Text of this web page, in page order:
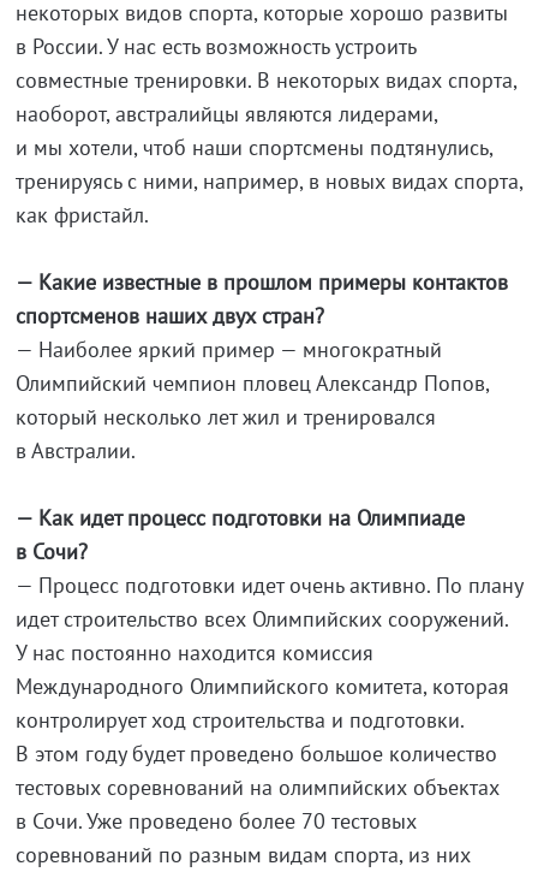
некоторых видов спорта, которые хорошо развиты
в России. У нас есть возможность устроить
совместные тренировки. В некоторых видах спорта,
наоборот, австралийцы являются лидерами,
и мы хотели, чтоб наши спортсмены подтянулись,
тренируясь с ними, например, в новых видах спорта,
как фристайл.
— Какие известные в прошлом примеры контактов
спортсменов наших двух стран?
— Наиболее яркий пример — многократный
Олимпийский чемпион пловец Александр Попов,
который несколько лет жил и тренировался
в Австралии.
— Как идет процесс подготовки на Олимпиаде
в Сочи?
— Процесс подготовки идет очень активно. По плану
идет строительство всех Олимпийских сооружений.
У нас постоянно находится комиссия
Международного Олимпийского комитета, которая
контролирует ход строительства и подготовки.
В этом году будет проведено большое количество
тестовых соревнований на олимпийских объектах
в Сочи. Уже проведено более 70 тестовых
соревнований по разным видам спорта, из них